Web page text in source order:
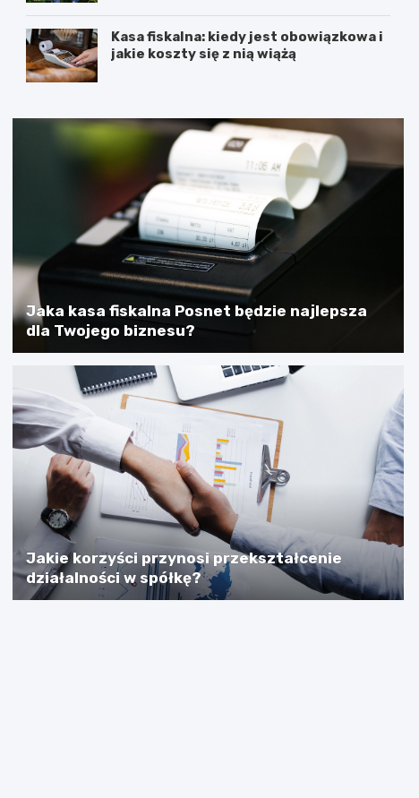
Kasa fiskalna: kiedy jest obowiązkowa i
jakie koszty się z nią wiążą
Jaka kasa fiskalna Posnet będzie najlepsza
dla Twojego biznesu?
Jakie korzyści przynosi przekształcenie
działalności w spółkę?